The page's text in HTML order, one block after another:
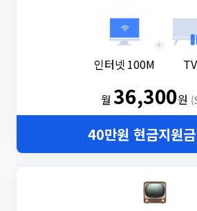
인터넷 100M
+
TV
월36,300원
40만원 현금지원